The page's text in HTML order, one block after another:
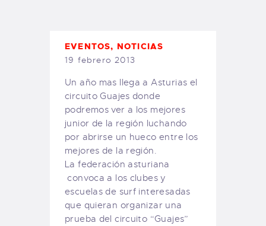
PEDIDOS
EVENTOS, NOTICIAS
19 febrero 2013
Un año mas llega a Asturias el
circuito Guajes donde
podremos ver a los mejores
junior de la región luchando
por abrirse un hueco entre los
mejores de la región.
La federación asturiana
convoca a los clubes y
escuelas de surf interesadas
que quieran organizar una
prueba del circuito “Guajes”